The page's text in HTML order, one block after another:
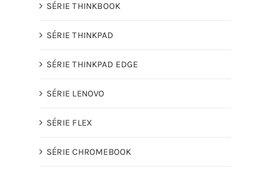
SÉRIE THINKBOOK
SÉRIE THINKPAD
SÉRIE THINKPAD EDGE
SÉRIE LENOVO
SÉRIE FLEX
SÉRIE CHROMEBOOK